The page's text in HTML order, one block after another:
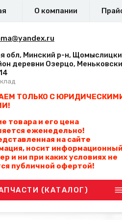
О компании
обл, Минский р-н,
деревни Озерцо,
ТОЛЬКО С
товара и его цена
еженедельно!
на сайте
носит информационный
и ни при каких условиях не
публичной офертой!
(КАТАЛОГ)